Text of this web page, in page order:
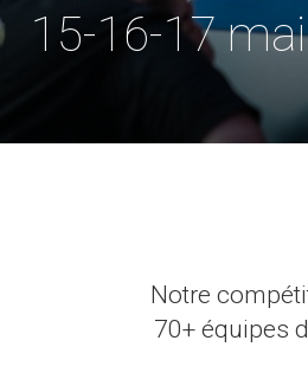
15-16-17
Notre
70+ équipes